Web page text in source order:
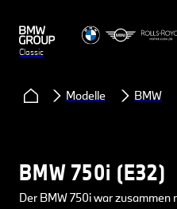
Classic
Modelle BMW
BMW 750i (E32)
Der BMW 750i war zusammen